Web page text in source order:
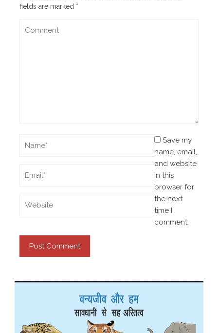
fields are marked *
Save my
name, email,
and website
in this
browser for
the next
time I
comment.